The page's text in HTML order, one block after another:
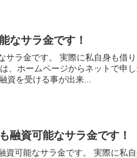
なサラ金です！
サラ金です。 実際に私自身も借
、ホームページからネットで申
資を受ける事が出来...
融資可能なサラ金です！
資可能なサラ金です。 実際に私